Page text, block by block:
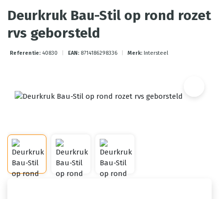
Deurkruk Bau-Stil op rond rozet
rvs geborsteld
Referentie: 40830 EAN: 8714186298336 Merk: Intersteel